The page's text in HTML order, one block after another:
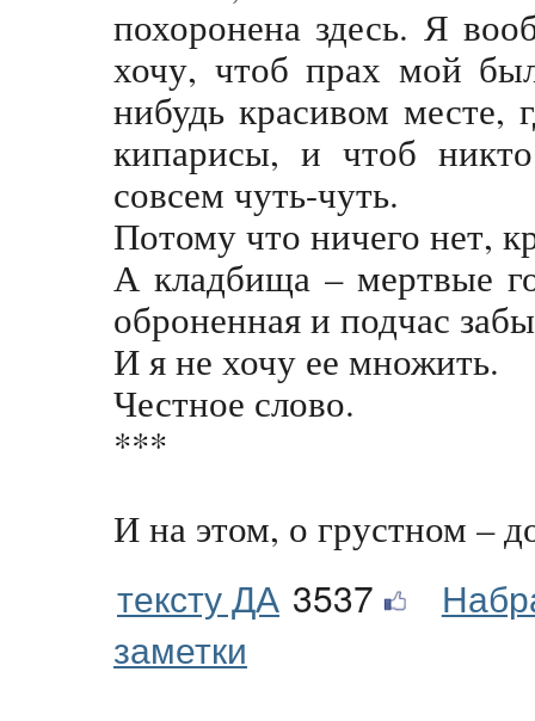
похоронена здесь. Я
хочу, чтоб прах мой
нибудь красивом месте,
кипарисы, и чтоб
совсем чуть-чуть.
Потому что ничего нет,
А кладбища – мертвые
оброненная и подчас
И я не хочу ее множить.
Честное слово.
***
И на этом, о грустном –
тексту ДА 3537
заметки